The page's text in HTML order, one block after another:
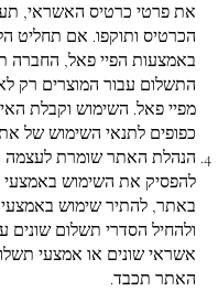
את פרטי כרטיס האשראי,
הכרטיס ותוקפו. אם תחליט
באמצעות הפיי פאל, החברה
התשלום עבור המוצרים רק
מפיי פאל. השימוש וקבלת
כפופים לתנאי השימוש של
הנהלת האתר שומרת לעצמה
להפסיק את השימוש
באתר, להתיר שימוש באמצעי
ולהחיל הסדרי תשלום שונים
אשראי שונים או אמצעי
האתר תכבד.